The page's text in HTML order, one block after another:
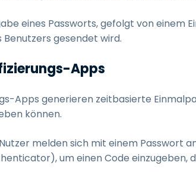
eines Passworts, gefolgt von einem
Benutzers gesendet wird.
Apps
Apps generieren zeitbasierte
können.
melden sich mit einem Passwort
um einen Code einzugeben,